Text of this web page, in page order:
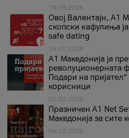
18.05.2026
Овој Валентајн, A1
скопски кафулиња
safe dating
16.02.2026
А1 Македонија ја
револуционерната
Подари на
корисници
02.02.2026
Празничен A1 Net
Македонија за сите
04.12.2025